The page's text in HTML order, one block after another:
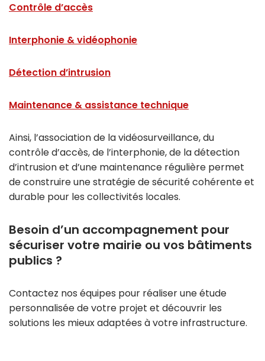
Contrôle d’accès
Interphonie & vidéophonie
Détection d’intrusion
Maintenance & assistance technique
Ainsi, l’association de la vidéosurveillance, du
contrôle d’accès, de l’interphonie, de la détection
d’intrusion et d’une maintenance régulière permet
de construire une stratégie de sécurité cohérente et
durable pour les collectivités locales.
Besoin d’un accompagnement pour
sécuriser votre mairie ou vos bâtiments
publics ?
Contactez nos équipes pour réaliser une étude
personnalisée de votre projet et découvrir les
solutions les mieux adaptées à votre infrastructure.